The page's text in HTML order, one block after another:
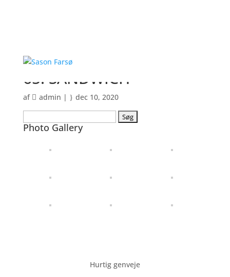
65. SANDWICH
af admin |
dec 10, 2020
efter:
Photo Gallery
Hurtig genveje